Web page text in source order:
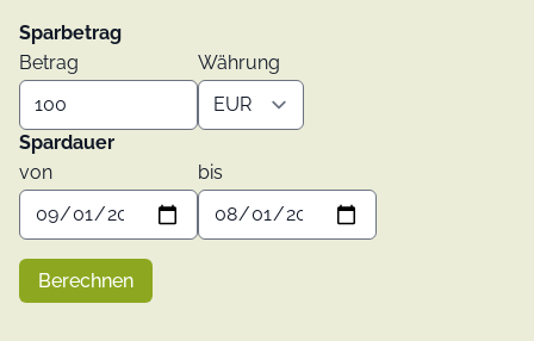
Sparbetrag
Betrag
Währung
Spardauer
von
bis
Berechnen